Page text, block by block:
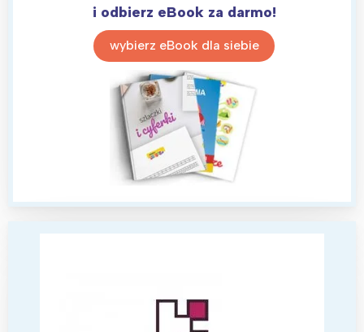
i odbierz eBook za darmo!
wybierz eBook dla siebie
Interesują mnie wydarzenia z
tego regionu:
Warszawa
Trójmiasto
Śląsk
Kraków
Południe